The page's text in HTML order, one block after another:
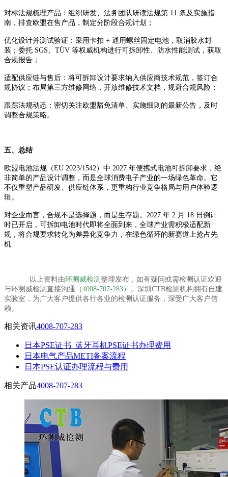
对标法规梳理产品：组织研发、法务团队研读法规第 11 条及实施指
南，排查欧盟在售产品，制定分阶段合规计划；
优化设计并测试验证：采用卡扣 + 通用螺丝固定电池，取消胶水封
装；委托 SGS、TÜV 等权威机构进行可拆卸性、防水性能测试，获取
合规报告；
适配供应链与售后：将可拆卸设计要求纳入供应商技术规范，签订合
规协议；布局第三方维修网络，开放维修技术文档，规避合规风险；
跟踪法规动态：密切关注欧盟豁免清单、实施细则的最新公告，及时
调整合规策略。
五、总结
欧盟电池法规（EU 2023/1542）中 2027 年便携式电池可拆卸要求，绝
非简单的产品设计调整，而是全球消费电子产业的一场绿色革命。它
不仅重塑产品研发、供应链体系，更重构行业竞争格局与用户体验逻
辑。
对企业而言，合规不是选择题，而是生存题。2027 年 2 月 18 日倒计
时已开启，可拆卸电池时代即将全面到来，全球产业需积极适配新
规，将合规要求转化为差异化竞争力，在绿色循环的新赛道上抢占先
机
以上资料由环测威检测 整理发布，如有疑问或需检测认证欢迎
与环测威检测直接沟通（4008-707-283）。深圳CTB检测机构拥有自建
实验室，为广大客户提供各行各业的检测认证服务，深受广大客户信
赖。
相关资讯4008-707-283
日本PSE证书_蓝牙耳机PSE证书办理费用
日本电气产品METI备案流程
日本PSE认证办理流程与费用
相关产品4008-707-283